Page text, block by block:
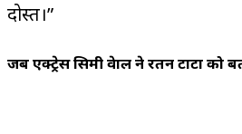
दोस्त।”
जब एक्ट्रेस सिमी ग्रेवाल ने रतन टाटा